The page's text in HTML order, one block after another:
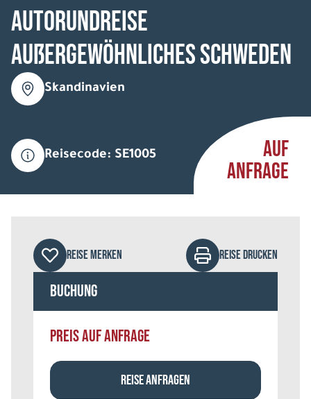
Autorundreise
Außergewöhnliches Schweden
Skandinavien
Reisecode: SE1005
AUF
ANFRAGE
REISE MERKEN REISE DRUCKEN
Buchung
PREIS AUF ANFRAGE
REISE ANFRAGEN